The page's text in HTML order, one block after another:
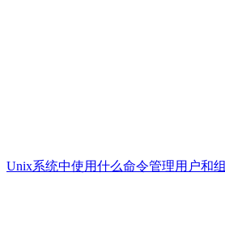
Unix系统中使用什么命令管理用户和组